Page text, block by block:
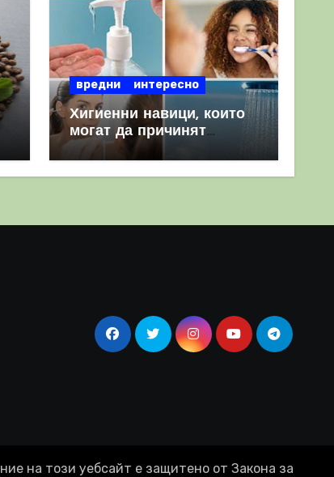
вредни интересно
Хигиенни навици, които
могат да причинят
повече вреда, отколкото
полза
на този уебсайт е защитено от Закона за